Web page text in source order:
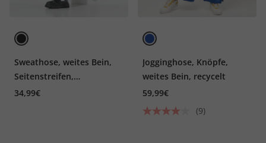
Sweathose, weites Bein,
Seitenstreifen,
Elastikbund
34,99€
Jogginghose, Knöpfe,
weites Bein, recycelt
59,99€
(9)